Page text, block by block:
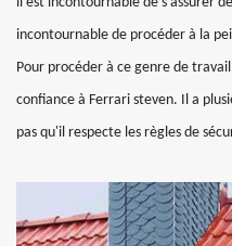
incontournable de procéder à la
Pour procéder à ce genre de
confiance à Ferrari steven. Il a
pas qu'il respecte les règles de